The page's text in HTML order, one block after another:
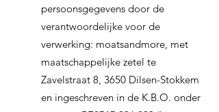
persoonsgegevens door de
verantwoordelijke voor de
verwerking: moatsandmore, met
maatschappelijke zetel te
Zavelstraat 8, 3650 Dilsen-Stokkem
en ingeschreven in de K.B.O. onder